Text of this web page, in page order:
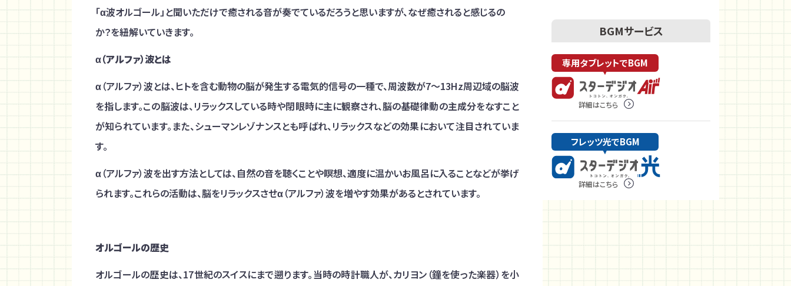
「α波オルゴール」と聞いただけで癒される音が奏でているだろうと思いますが、なぜ癒されると感じるの
か？を紐解いていきます。
α（アルファ）波とは
α（アルファ）波とは、ヒトを含む動物の脳が発生する電気的信号の一種で、周波数が7～13Hz周辺域の脳波
を指します。この脳波は、リラックスしている時や閉眼時に主に観察され、脳の基礎律動の主成分をなすこと
が知られています。また、シューマンレゾナンスとも呼ばれ、リラックスなどの効果において注目されていま
す。
α（アルファ）波を出す方法としては、自然の音を聴くことや瞑想、適度に温かいお風呂に入ることなどが挙げ
られます。これらの活動は、脳をリラックスさせα（アルファ）波を増やす効果があるとされています。
オルゴールの歴史
オルゴールの歴史は、17世紀のスイスにまで遡ります。当時の時計職人が、カリヨン（鐘を使った楽器）を小
BGMサービス
専用タブレットでBGM
詳細はこちら
フレッツ光でBGM
詳細はこちら